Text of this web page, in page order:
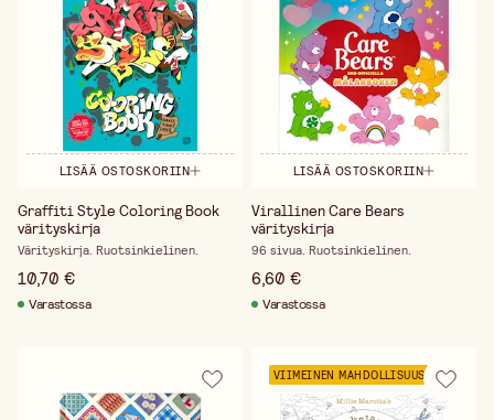
LISÄÄ OSTOSKORIIN
Graffiti Style Coloring Book
värityskirja
Värityskirja. Ruotsinkielinen.
10,70 €
Varastossa
LISÄÄ OSTOSKORIIN
Virallinen Care Bears
värityskirja
96 sivua. Ruotsinkielinen.
6,60 €
Varastossa
VIIMEINEN MAHDOLLISUUS